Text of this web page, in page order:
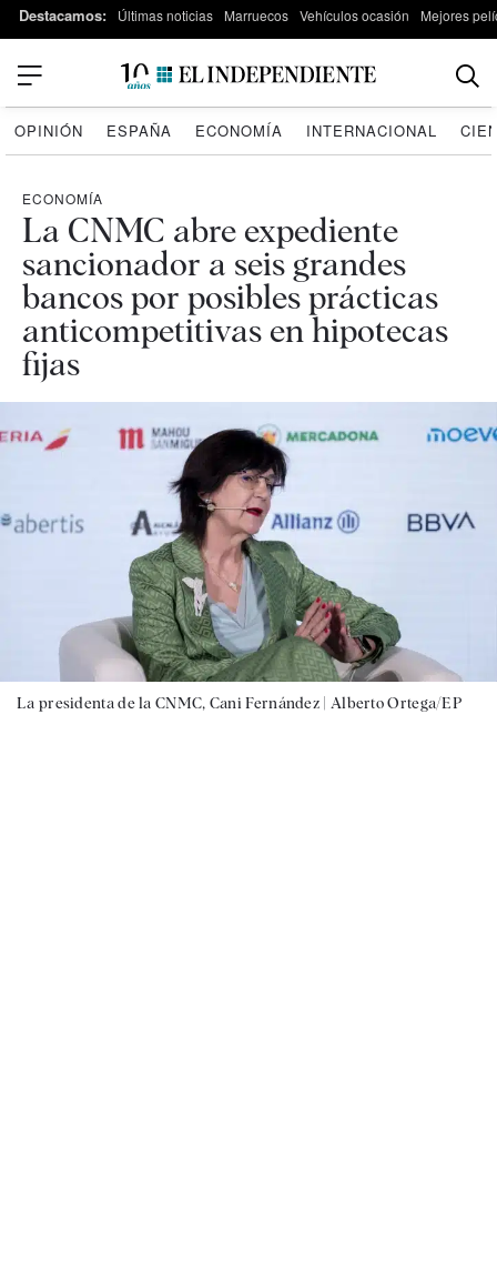
Destacamos: Últimas noticias Marruecos Vehículos ocasión Mejores
OPINIÓN ESPAÑA ECONOMÍA INTERNACIONAL
ECONOMÍA
La CNMC abre expediente
sancionador a seis grandes
bancos por posibles prácticas
anticompetitivas en hipotecas
fijas
La presidenta de la CNMC, Cani Fernández | Alberto Ortega/EP